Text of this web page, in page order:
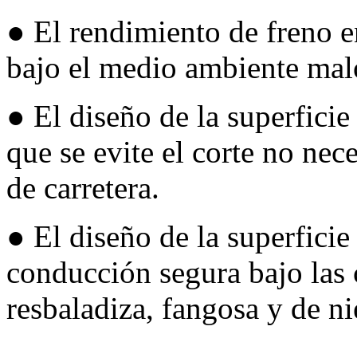
● El rendimiento de freno
bajo el medio ambiente
● El diseño de la
que se evite el corte no
de carretera.
● El diseño de la
conducción segura bajo
resbaladiza, fangosa y de